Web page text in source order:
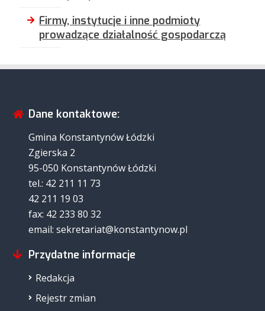
Firmy, instytucje i inne podmioty
prowadzące działalność gospodarczą
Dane kontaktowe:
Gmina Konstantynów Łódzki
Zgierska 2
95-050 Konstantynów Łódzki
tel.: 42 211 11 73
42 211 19 03
fax: 42 233 80 32
email: sekretariat@konstantynow.pl
Przydatne informacje
Redakcja
Rejestr zmian